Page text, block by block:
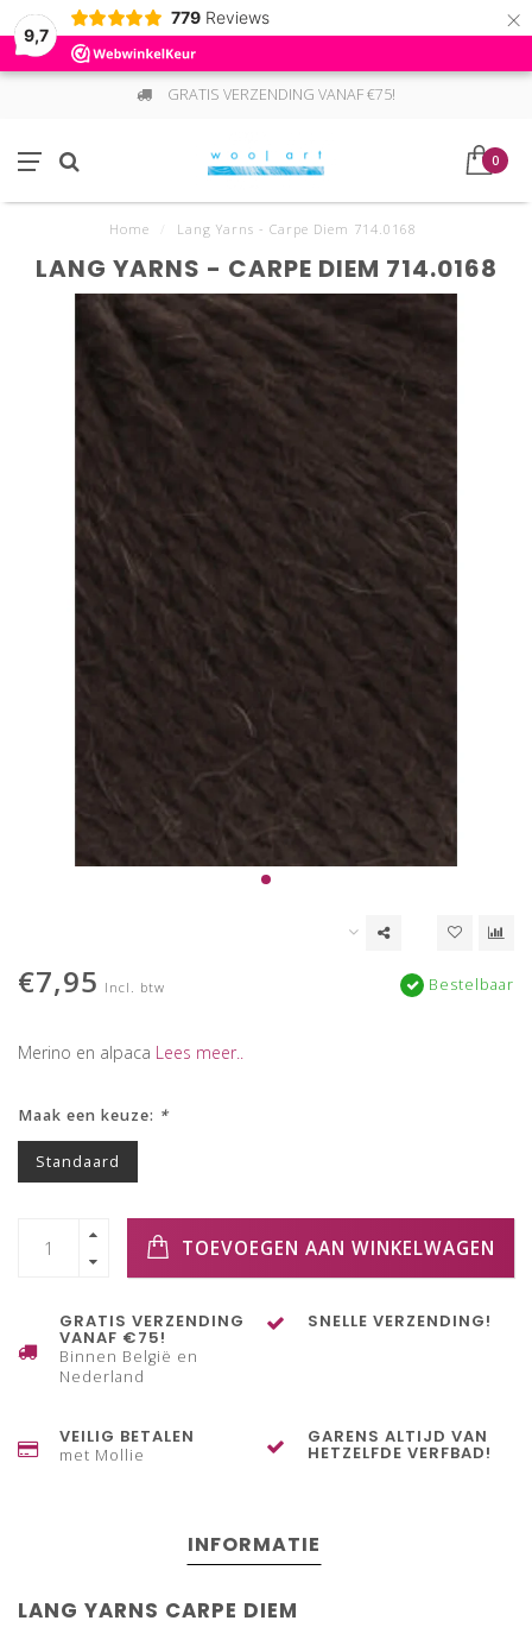
9,7
779 Reviews ×
GRATIS VERZENDING VANAF €75!
0
Home Lang Yarns - Carpe Diem 714.0168
LANG YARNS - CARPE DIEM 714.0168
€7,95 Incl. btw Bestelbaar
Merino en alpaca Lees meer..
Maak een keuze: *
Standaard
TOEVOEGEN AAN WINKELWAGEN
GRATIS VERZENDING
VANAF €75!
Binnen België en
Nederland
SNELLE VERZENDING!
VEILIG BETALEN
met Mollie
GARENS ALTIJD VAN
HETZELFDE VERFBAD!
INFORMATIE
LANG YARNS CARPE DIEM